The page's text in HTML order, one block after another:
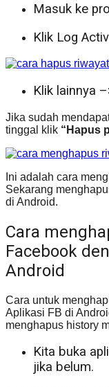
Masuk ke
Klik Log
Klik lainnya
Jika sudah
tinggal klik “Hapus
Ini adalah cara
Sekarang
di Android.
Cara
Facebook
Android
Cara untuk
Aplikasi FB di
menghapus history
Kita buka
jika belum.